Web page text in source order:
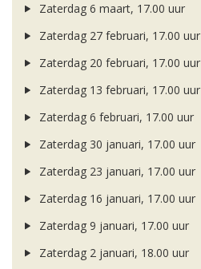
Zaterdag 6 maart, 17.00 uur
Zaterdag 27 februari, 17.00 uur
Zaterdag 20 februari, 17.00 uur
Zaterdag 13 februari, 17.00 uur
Zaterdag 6 februari, 17.00 uur
Zaterdag 30 januari, 17.00 uur
Zaterdag 23 januari, 17.00 uur
Zaterdag 16 januari, 17.00 uur
Zaterdag 9 januari, 17.00 uur
Zaterdag 2 januari, 18.00 uur